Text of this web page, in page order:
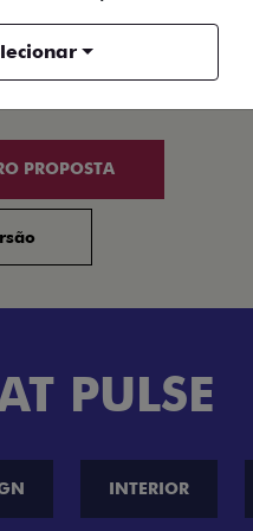
SÉRIE
PROPOSTA
PULSE
INTERIOR